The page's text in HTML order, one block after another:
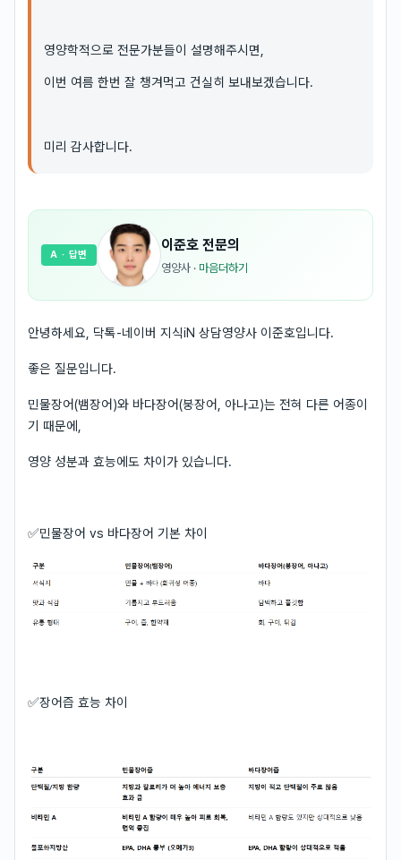
영양학적으로 전문가분들이 설명해주시면,
이번 여름 한번 잘 챙겨먹고 건실히 보내보겠습니다.
미리 감사합니다.
이준호 전문의
영양사 · 마음더하기
A · 답변
안녕하세요, 닥톡-네이버 지식iN 상담영양사 이준호입니다.
좋은 질문입니다.
민물장어(뱀장어)와 바다장어(붕장어, 아나고)는 전혀 다른 어종이
기 때문에,
영양 성분과 효능에도 차이가 있습니다.
✅민물장어 vs 바다장어 기본 차이
✅장어즙 효능 차이